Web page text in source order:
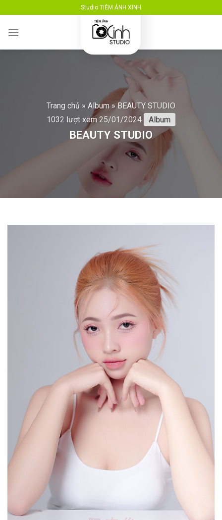
to
content
Studio TIỆM ẢNH XINH
Trang chủ » Album»BEAUTY STUDIO
1032 lượt xem 25/01/2024 Album
BEAUTY STUDIO